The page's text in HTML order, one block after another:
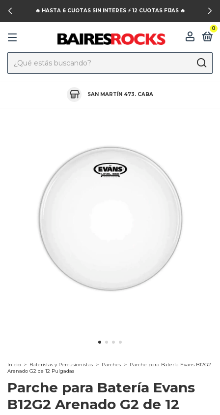
🔥 HASTA 6 CUOTAS SIN INTERES ⚡️ 12 CUOTAS FIJAS 🔥
0
SAN MARTÍN 473. CABA
Inicio > Bateristas y Percusionistas > Parches > Parche para Batería Evans B12G2
Arenado G2 de 12 Pulgadas
Parche para Batería Evans
B12G2 Arenado G2 de 12